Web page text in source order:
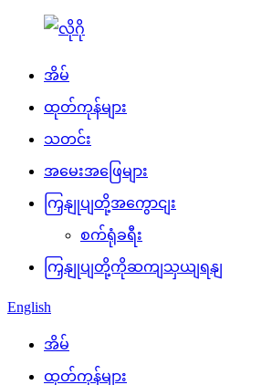
အိမ်
ထုတ်ကုန်များ
သတင်း
အမေးအဖြေများ
ကြှနျုပျတို့အကွောငျး
စက်ရုံခရီး
ကြှနျုပျတို့ကိုဆကျသှယျရနျ
English
အိမ်
ထုတ်ကုန်များ